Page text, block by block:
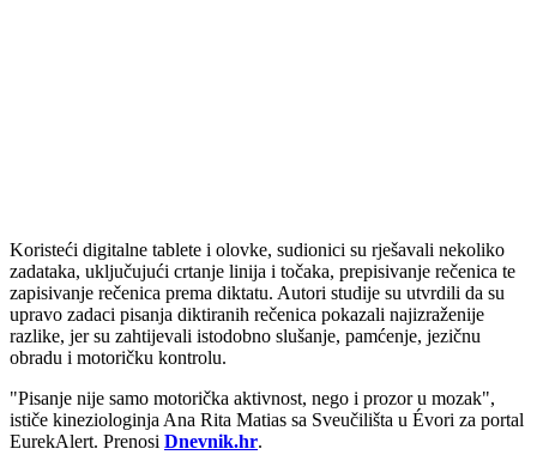
Koristeći digitalne tablete i olovke, sudionici su rješavali nekoliko
zadataka, uključujući crtanje linija i točaka, prepisivanje rečenica te
zapisivanje rečenica prema diktatu. Autori studije su utvrdili da su
upravo zadaci pisanja diktiranih rečenica pokazali najizraženije
razlike, jer su zahtijevali istodobno slušanje, pamćenje, jezičnu
obradu i motoričku kontrolu.
"Pisanje nije samo motorička aktivnost, nego i prozor u mozak",
ističe kineziologinja Ana Rita Matias sa Sveučilišta u Évori za portal
EurekAlert. Prenosi Dnevnik.hr.